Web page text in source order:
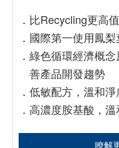
． 比Recycling更高
． 國際第一使用鳳
． 綠色循環經濟概
善產品開發趨勢
． 低敏配方，溫和
． 高濃度胺基酸，
瞭解